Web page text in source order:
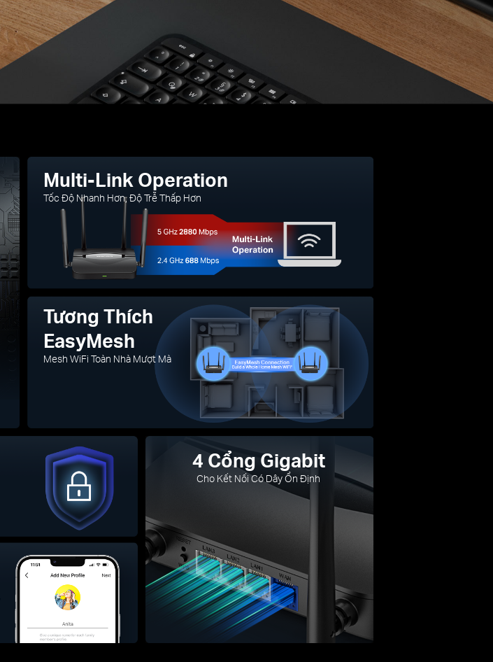
Multi-Link Operation
Tốc Độ Nhanh Hơn, Độ Trễ Thấp Hơn
Tương Thích
EasyMesh
Mesh WiFi Toàn Nhà Mượt Mà
4 Cổng Gigabit
Cho Kết Nối Có Dây Ổn Định